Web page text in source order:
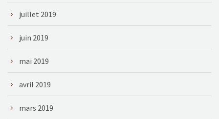
juillet 2019
juin 2019
mai 2019
avril 2019
mars 2019